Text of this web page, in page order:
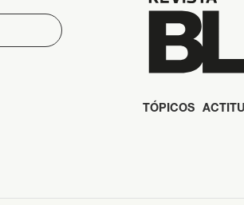
TÓPICOS